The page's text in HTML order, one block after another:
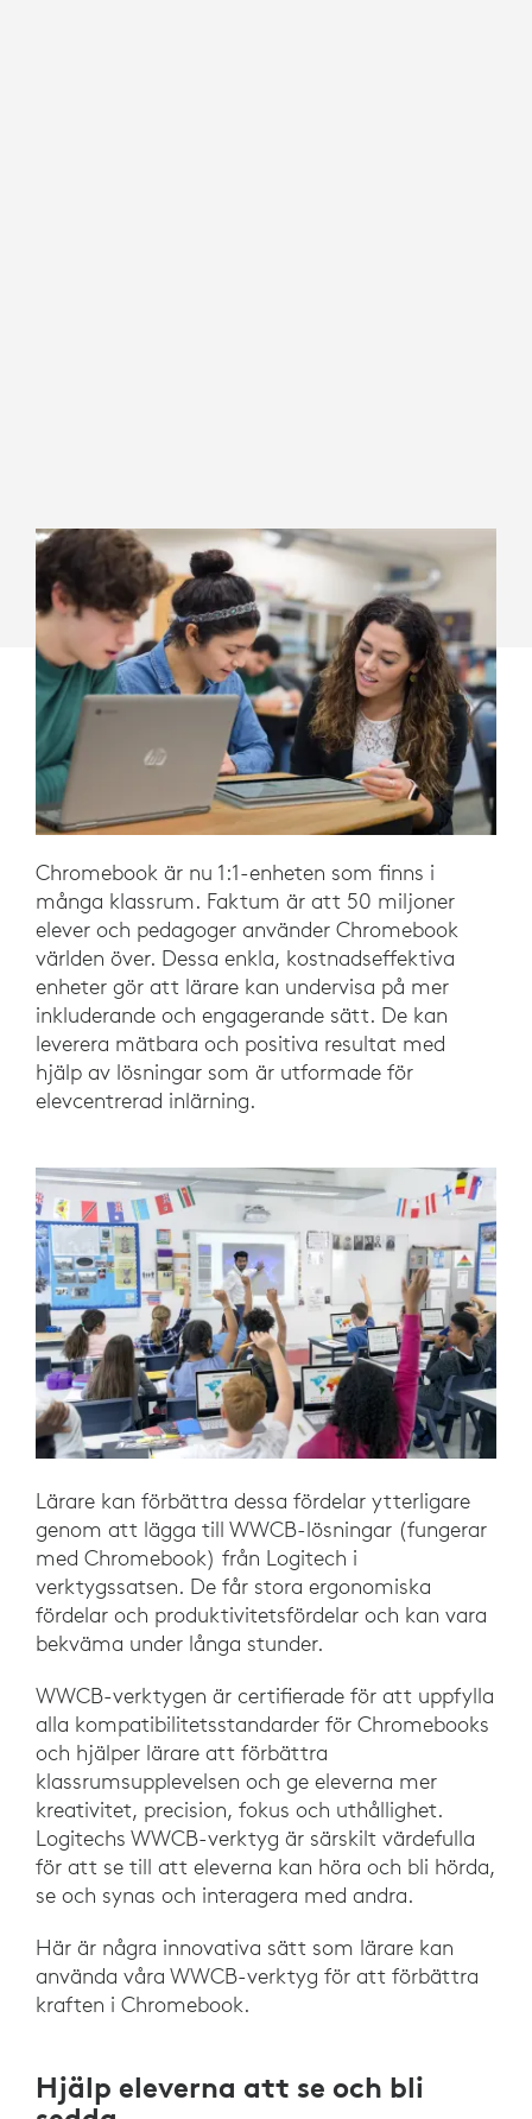
Chromebook är nu 1:1-enheten som finns i
många klassrum. Faktum är att 50 miljoner
elever och pedagoger använder Chromebook
världen över. Dessa enkla, kostnadseffektiva
enheter gör att lärare kan undervisa på mer
inkluderande och engagerande sätt. De kan
leverera mätbara och positiva resultat med
hjälp av lösningar som är utformade för
elevcentrerad inlärning.
Lärare kan förbättra dessa fördelar ytterligare
genom att lägga till WWCB-lösningar (fungerar
med Chromebook) från Logitech i
verktygssatsen. De får stora ergonomiska
fördelar och produktivitetsfördelar och kan vara
bekväma under långa stunder.
WWCB-verktygen är certifierade för att uppfylla
alla kompatibilitetsstandarder för Chromebooks
och hjälper lärare att förbättra
klassrumsupplevelsen och ge eleverna mer
kreativitet, precision, fokus och uthållighet.
Logitechs WWCB-verktyg är särskilt värdefulla
för att se till att eleverna kan höra och bli hörda,
se och synas och interagera med andra.
Här är några innovativa sätt som lärare kan
använda våra WWCB-verktyg för att förbättra
kraften i Chromebook.
Hjälp eleverna att se och bli